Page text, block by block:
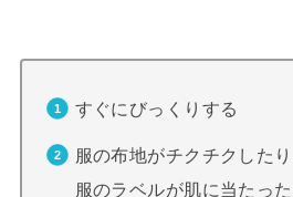
すぐにびっくりする
服の布地がチクチクした
服のラベルが肌に当たっ